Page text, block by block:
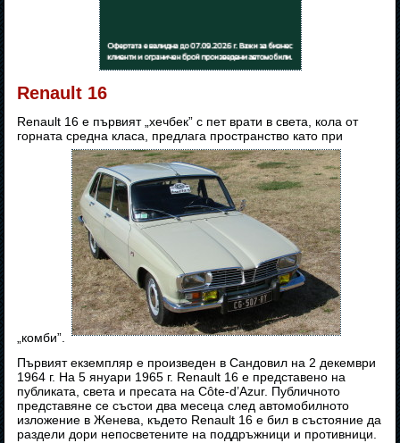
Renault 16
Renault 16 е първият „хечбек” с пет врати в света, кола от
горната средна класа, предлага пространство като при
„комби”.
Първият екземпляр е произведен в Сандовил на 2 декември
1964 г. На 5 януари 1965 г. Renault 16 е представено на
публиката, света и пресата на Côte-d’Azur. Публичното
представяне се състои два месеца след автомобилното
изложение в Женева, където Renault 16 е бил в състояние да
раздели дори непосветените на поддръжници и противници.